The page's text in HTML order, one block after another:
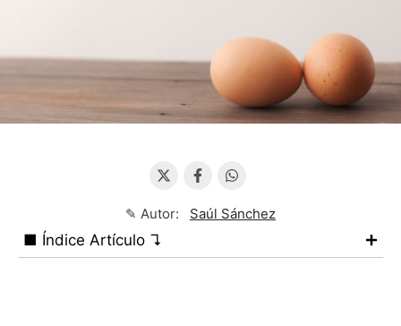
✎ Autor: Saúl Sánchez
■ Índice Artículo ↴